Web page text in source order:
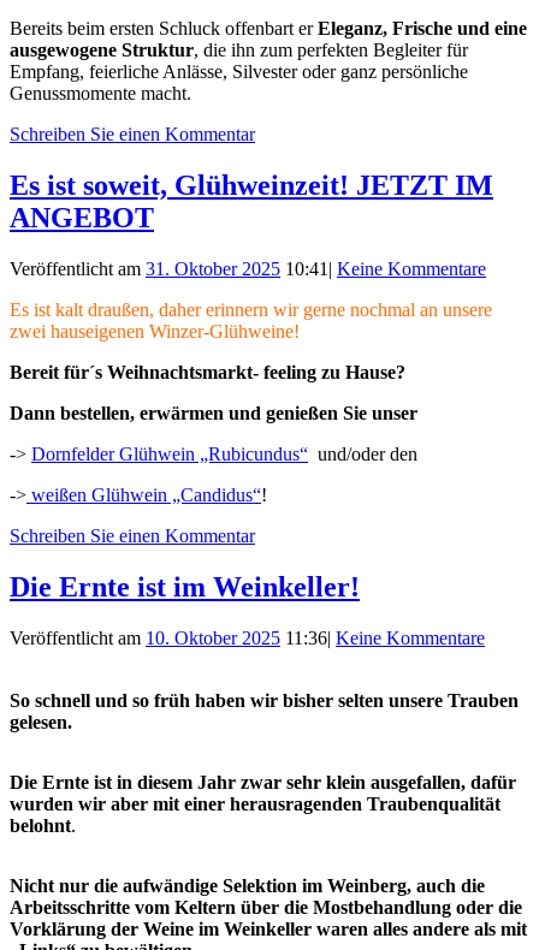
Bereits beim ersten Schluck offenbart erEleganz, Frische und eine
ausgewogene Struktur, die ihn zum perfekten Begleiter für
Empfang, feierliche Anlässe, Silvester oder ganz persönliche
Genussmomente macht.
Schreiben Sie einen Kommentar
Es ist soweit, Glühweinzeit! JETZT IM
ANGEBOT
Veröffentlicht am 31. Oktober 2025 10:41 | Keine Kommentare
Es ist kalt draußen, daher erinnern wir gerne nochmal an unsere
zwei hauseigenen Winzer-Glühweine!
Bereit für´s Weihnachtsmarkt- feeling zu Hause?
Dann bestellen, erwärmen und genießen Sie unser
-> Dornfelder Glühwein „Rubicundus“ und/oder den
-> weißen Glühwein „Candidus“!
Schreiben Sie einen Kommentar
Die Ernte ist im Weinkeller!
Veröffentlicht am 10. Oktober 2025 11:36| Keine Kommentare
So schnell und so früh haben wir bisher selten unsere Trauben
gelesen.
Die Ernte ist in diesem Jahr zwar sehr klein ausgefallen, dafür
wurden wir aber mit einer herausragenden Traubenqualität
belohnt.
Nicht nur die aufwändige Selektion im Weinberg , auch die
Arbeitsschritte vom Keltern über die Mostbehandlung oder die
Vorklärung der Weine im Weinkeller waren alles andere als mit